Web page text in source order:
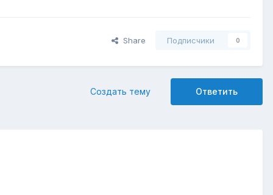
Share Подписчики 0
Ответить
Создать тему